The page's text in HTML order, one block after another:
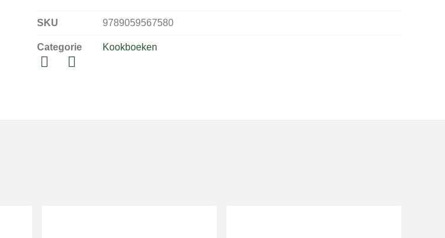
SKU 9789059567580
Categorie Kookboeken